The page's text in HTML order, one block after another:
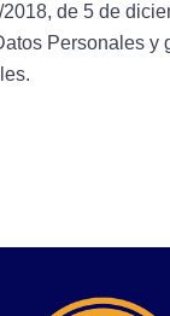
de 5 de
Personales y